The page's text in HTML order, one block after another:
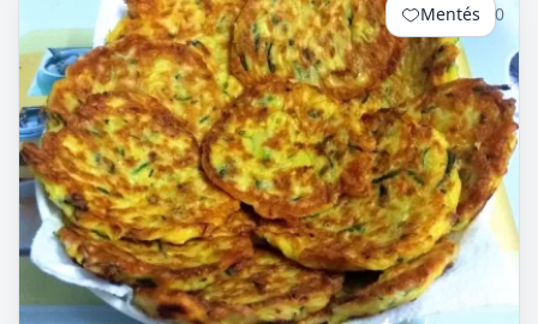
Mentés 0